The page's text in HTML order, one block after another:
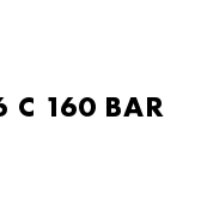
C 160 BAR